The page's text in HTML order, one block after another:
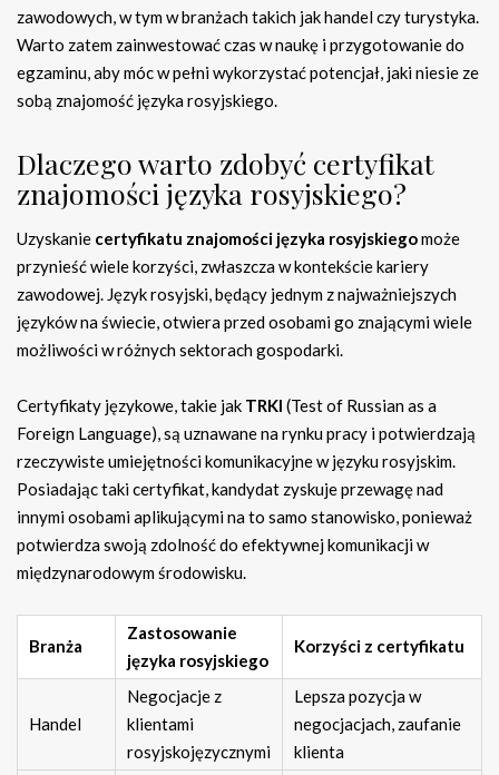
zawodowych, w tym w branżach takich jak handel czy turystyka.
Warto zatem zainwestować czas w naukę i przygotowanie do
egzaminu, aby móc w pełni wykorzystać potencjał, jaki niesie ze
sobą znajomość języka rosyjskiego.
Dlaczego warto zdobyć certyfikat
znajomości języka rosyjskiego?
Uzyskanie certyfikatu znajomości języka rosyjskiegomoże
przynieść wiele korzyści, zwłaszcza w kontekście kariery
zawodowej. Język rosyjski, będący jednym z najważniejszych
języków na świecie, otwiera przed osobami go znającymi wiele
możliwości w różnych sektorach gospodarki.
Certyfikaty językowe, takie jak TRKI (Test of Russian as a
Foreign Language), są uznawane na rynku pracy i potwierdzają
rzeczywiste umiejętności komunikacyjne w języku rosyjskim.
Posiadając taki certyfikat, kandydat zyskuje przewagę nad
innymi osobami aplikującymi na to samo stanowisko, ponieważ
potwierdza swoją zdolność do efektywnej komunikacji w
międzynarodowym środowisku.
Branża
Zastosowanie
języka rosyjskiego
Korzyści z certyfikatu
Handel
Negocjacje z
klientami
rosyjskojęzycznymi
Lepsza pozycja w
negocjacjach, zaufanie
klienta